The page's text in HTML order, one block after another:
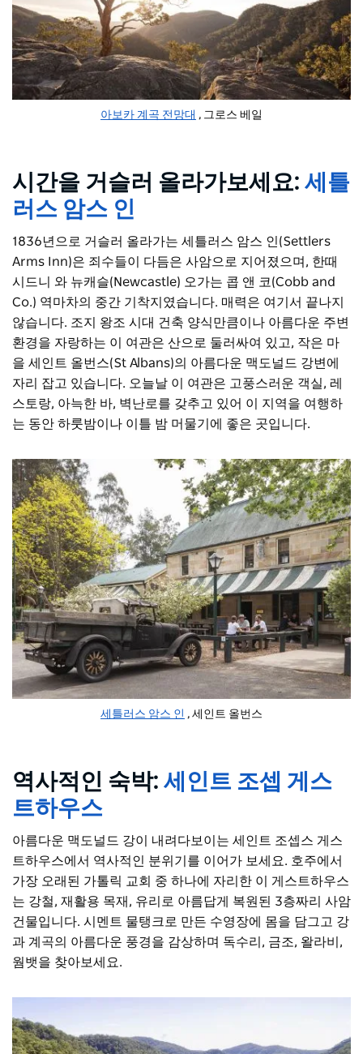
아보카 계곡 전망대 , 그로스 베일
시간을 거슬러 올라가보세요: 세틀
러스 암스 인
1836년으로 거슬러 올라가는 세틀러스 암스 인(Settlers
Arms Inn)은 죄수들이 다듬은 사암으로 지어졌으며, 한때
시드니 와 뉴캐슬(Newcastle) 오가는 콥 앤 코(Cobb and
Co.) 역마차의 중간 기착지였습니다. 매력은 여기서 끝나지
않습니다. 조지 왕조 시대 건축 양식만큼이나 아름다운 주변
환경을 자랑하는 이 여관은 산으로 둘러싸여 있고, 작은 마
을 세인트 올번스(St Albans)의 아름다운 맥도널드 강변에
자리 잡고 있습니다. 오늘날 이 여관은 고풍스러운 객실, 레
스토랑, 아늑한 바, 벽난로를 갖추고 있어 이 지역을 여행하
는 동안 하룻밤이나 이틀 밤 머물기에 좋은 곳입니다.
세틀러스 암스 인 , 세인트 올번스
역사적인 숙박: 세인트 조셉 게스
트하우스
아름다운 맥도널드 강이 내려다보이는 세인트 조셉스 게스
트하우스에서 역사적인 분위기를 이어가 보세요. 호주에서
가장 오래된 가톨릭 교회 중 하나에 자리한 이 게스트하우스
는 강철, 재활용 목재, 유리로 아름답게 복원된 3층짜리 사암
건물입니다. 시멘트 물탱크로 만든 수영장에 몸을 담그고 강
과 계곡의 아름다운 풍경을 감상하며 독수리, 금조, 왈라비,
웜뱃을 찾아보세요.